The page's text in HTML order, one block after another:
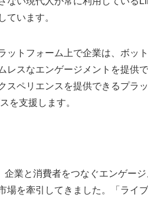
ています。
ットフォーム上で企業は、ボッ
レスなエンゲージメントを提供
ペリエンスを提供できるプラ
を支援します。
業と消費者をつなぐエンゲー
場を牽引してきました。「ライ